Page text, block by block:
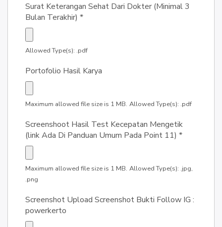
Surat Keterangan Sehat Dari Dokter (Minimal 3
Bulan Terakhir) *
Allowed Type(s): .pdf
Portofolio Hasil Karya
Maximum allowed file size is 1 MB. Allowed Type(s): .pdf
Screenshoot Hasil Test Kecepatan Mengetik
(link Ada Di Panduan Umum Pada Point 11) *
Maximum allowed file size is 1 MB. Allowed Type(s): .jpg,
.png
Screenshot Upload Screenshot Bukti Follow IG :
powerkerto